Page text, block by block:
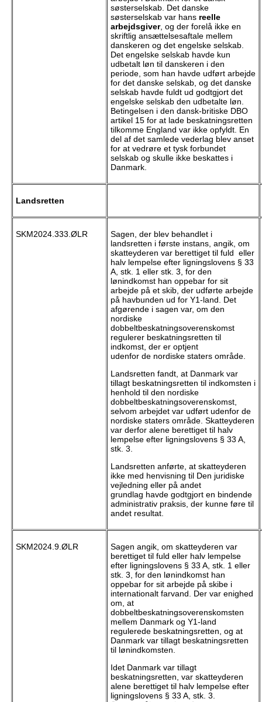
søsterselskab. Det danske
søsterselskab var hans reelle
arbejdsgiver, og der forelå ikke en
skriftlig ansættelsesaftale mellem
danskeren og det engelske selskab.
Det engelske selskab havde kun
udbetalt løn til danskeren i den
periode, som han havde udført arbejde
for det danske selskab, og det danske
selskab havde fuldt ud godtgjort det
engelske selskab den udbetalte løn.
Betingelsen i den dansk-britiske DBO
artikel 15 for at lade beskatningsretten
tilkomme England var ikke opfyldt. En
del af det samlede vederlag blev anset
for at vedrøre et tysk forbundet
selskab og skulle ikke beskattes i
Danmark.
Landsretten
SKM2024.333.ØLR
Sagen, der blev behandlet i
landsretten i første instans, angik, om
skatteyderen var berettiget til fuld eller
halv lempelse efter ligningslovens § 33
A, stk. 1 eller stk. 3, for den
lønindkomst han oppebar for sit
arbejde på et skib, der udførte arbejde
på havbunden ud for Y1-land. Det
afgørende i sagen var, om den
nordiske
dobbeltbeskatningsoverenskomst
regulerer beskatningsretten til
indkomst, der er optjent
udenfor de nordiske staters område.
Landsretten fandt, at Danmark var
tillagt beskatningsretten til indkomsten i
henhold til den nordiske
dobbeltbeskatningsoverenskomst,
selvom arbejdet var udført udenfor de
nordiske staters område. Skatteyderen
var derfor alene berettiget til halv
lempelse efter ligningslovens § 33 A,
stk. 3.
Landsretten anførte, at skatteyderen
ikke med henvisning til Den juridiske
vejledning eller på andet
grundlag havde godtgjort en bindende
administrativ praksis, der kunne føre til
andet resultat.
SKM2024.9.ØLR
Sagen angik, om skatteyderen var
berettiget til fuld eller halv lempelse
efter ligningslovens § 33 A, stk. 1 eller
stk. 3, for den lønindkomst han
oppebar for sit arbejde på skibe i
internationalt farvand. Der var enighed
om, at
dobbeltbeskatningsoverenskomsten
mellem Danmark og Y1-land
regulerede beskatningsretten, og at
Danmark var tillagt beskatningsretten
til lønindkomsten.
Idet Danmark var tillagt
beskatningsretten, var skatteyderen
alene berettiget til halv lempelse efter
ligningslovens § 33 A, stk. 3.